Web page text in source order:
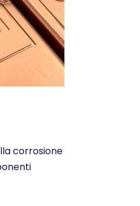
corrosione